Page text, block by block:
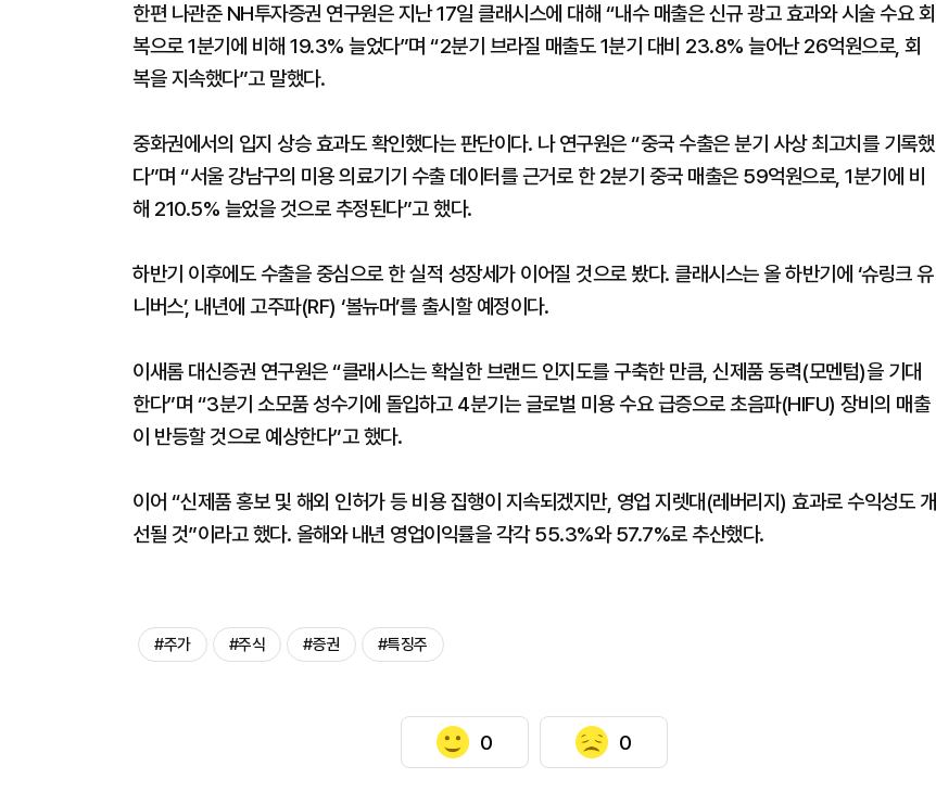
한편 나관준 NH투자증권 연구원은 지난 17일 클래시스에 대해 “내수 매출은 신규 광고 효과와 시술 수요 회
복으로 1분기에 비해 19.3% 늘었다”며 “2분기 브라질 매출도 1분기 대비 23.8% 늘어난 26억원으로, 회
복을 지속했다”고 말했다.
중화권에서의 입지 상승 효과도 확인했다는 판단이다. 나 연구원은 “중국 수출은 분기 사상 최고치를 기록했
다”며 “서울 강남구의 미용 의료기기 수출 데이터를 근거로 한 2분기 중국 매출은 59억원으로, 1분기에 비
해 210.5% 늘었을 것으로 추정된다”고 했다.
하반기 이후에도 수출을 중심으로 한 실적 성장세가 이어질 것으로 봤다. 클래시스는 올 하반기에 ‘슈링크 유
니버스’, 내년에 고주파(RF) ‘볼뉴머’를 출시할 예정이다.
이새롬 대신증권 연구원은 “클래시스는 확실한 브랜드 인지도를 구축한 만큼, 신제품 동력(모멘텀)을 기대
한다”며 “3분기 소모품 성수기에 돌입하고 4분기는 글로벌 미용 수요 급증으로 초음파(HIFU) 장비의 매출
이 반등할 것으로 예상한다”고 했다.
이어 “신제품 홍보 및 해외 인허가 등 비용 집행이 지속되겠지만, 영업 지렛대(레버리지) 효과로 수익성도 개
선될 것”이라고 했다. 올해와 내년 영업이익률을 각각 55.3%와 57.7%로 추산했다.
#주가 #주식 #증권 #특징주
0 0